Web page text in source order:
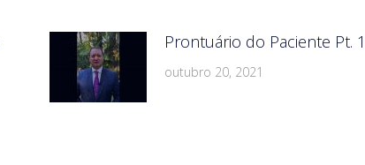
Prontuário do Paciente Pt. 1
outubro 20, 2021